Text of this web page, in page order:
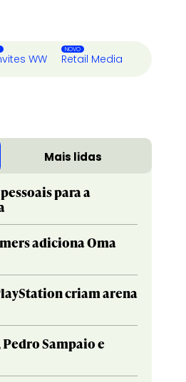
WW Retail Media
Mais lidas
para a
adiciona Oma
criam arena
Sampaio e